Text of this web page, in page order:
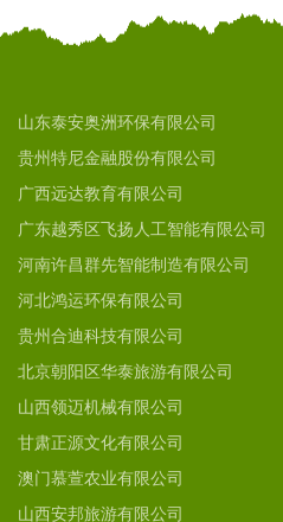
山东泰安奥洲环保有限公司
贵州特尼金融股份有限公司
广西远达教育有限公司
广东越秀区飞扬人工智能有限公司
河南许昌群先智能制造有限公司
河北鸿运环保有限公司
贵州合迪科技有限公司
北京朝阳区华泰旅游有限公司
山西领迈机械有限公司
甘肃正源文化有限公司
澳门慕萱农业有限公司
山西安邦旅游有限公司